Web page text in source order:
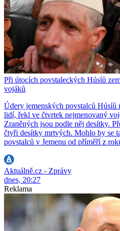
Při útocích povstaleckých Húsíů
vojáků
Údery jemenských povstalců
lidí, řekl ve čtvrtek nejmenovaný
Zraněných jsou podle něj desítky.
čtyři desítky mrtvých. Mohlo by se
povstalců v Jemenu od příměří z
Aktuálně.cz - Zprávy
dnes, 20:27
Reklama